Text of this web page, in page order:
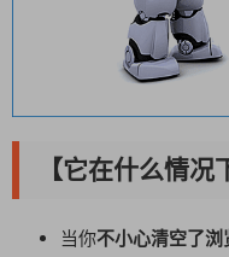
【它在什么情况
当你不小心清空了